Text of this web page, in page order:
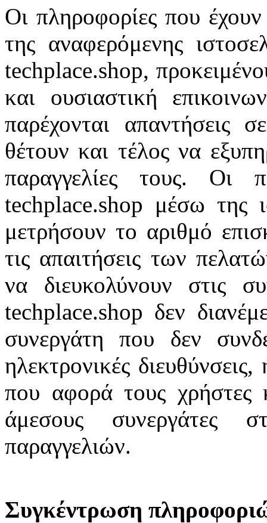
Οι πληροφορίες που
της αναφερόμενης
techplace.shop,
και ουσιαστική
παρέχονται απαντήσεις
θέτουν και τέλος να
παραγγελίες τους. Οι
techplace.shop μέσω της
μετρήσουν το αριθμό
τις απαιτήσεις των
να διευκολύνουν στις
techplace.shop δεν
συνεργάτη που δεν
ηλεκτρονικές
που αφορά τους χρήστες
άμεσους συνεργάτες
παραγγελιών.
Συγκέντρωση